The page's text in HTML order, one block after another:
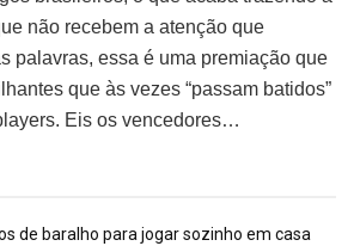
não recebem a atenção que
palavras, essa é uma premiação que
que às vezes “passam batidos”
Eis os vencedores…
de baralho para jogar sozinho em casa